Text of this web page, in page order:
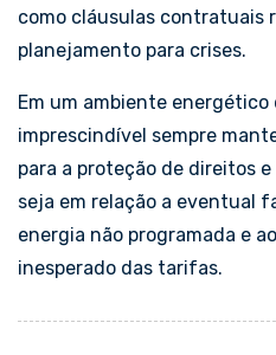
como cláusulas contratuais
planejamento para crises.
Em um ambiente energético
imprescindível sempre
para a proteção de direitos
seja em relação a eventual
energia não programada e
inesperado das tarifas.